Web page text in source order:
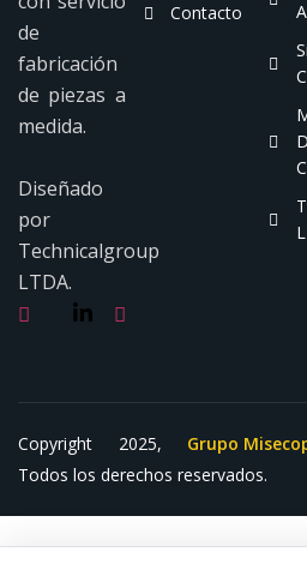
de
fabricación
de piezas a
medida.
Diseñado
por
Technicalgroup
LTDA.
Contacto
Copyright 2025, Grupo
Todos los derechos reservados.